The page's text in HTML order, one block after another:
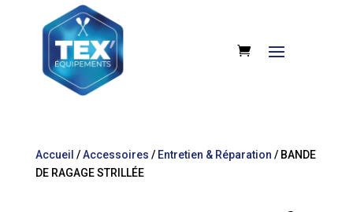
Accueil /Accessoires / Entretien & Réparation / BANDE
DE RAGAGE STRILLÉE